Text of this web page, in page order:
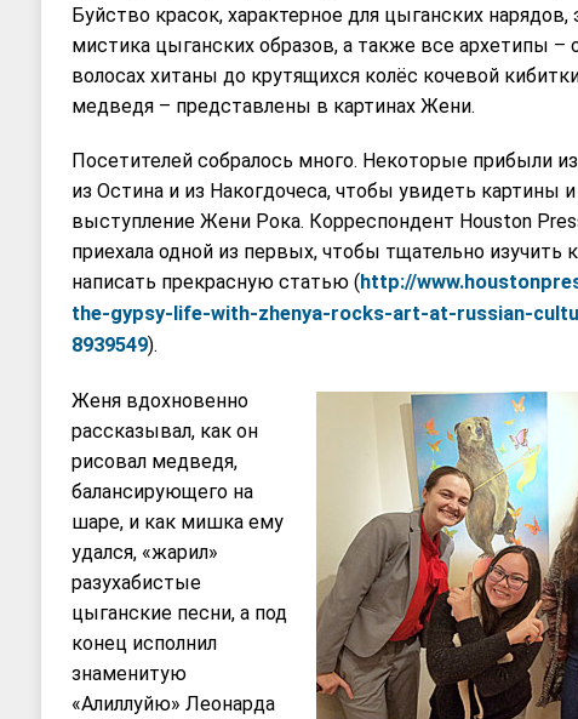
Буйство красок, характерное для цыганских
мистика цыганских образов, а также все архетипы –
волосах хитаны до крутящихся колёс кочевой
медведя – представлены в картинах Жени.
Посетителей собралось много. Некоторые прибыли
из Остина и из Накогдочеса, чтобы увидеть картины
выступление Жени Рока. Корреспондент Houston
приехала одной из первых, чтобы тщательно изучить
написать прекрасную статью (http://
the-gypsy-life-with-zhenya-rocks-art-at-russian-
8939549).
Женя вдохновенно
рассказывал, как он
рисовал медведя,
балансирующего на
шаре, и как мишка ему
удался, «жарил»
разухабистые
цыганские песни, а под
конец исполнил
знаменитую
«Алиллуйю» Леонарда